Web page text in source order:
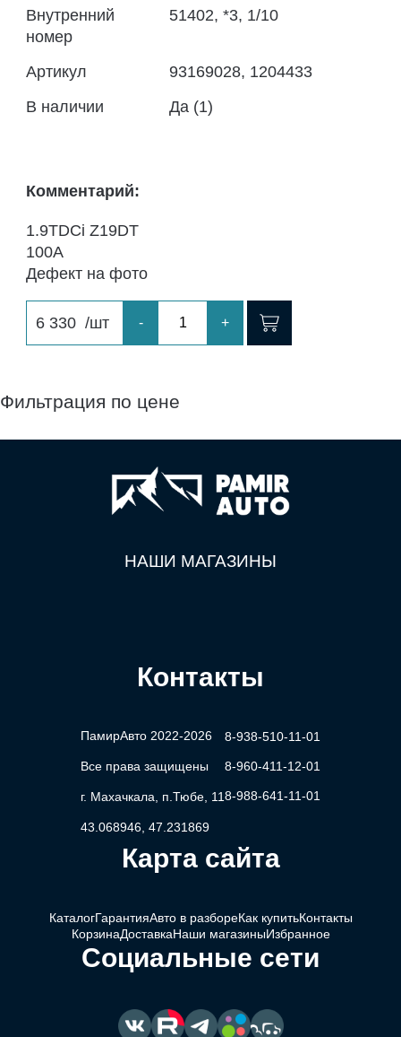
Внутренний
номер
51402, *3, 1/10
Артикул
93169028, 1204433
В наличии
Да (1)
Комментарий:
1.9TDCi Z19DT
100A
Дефект на фото
6 330 /шт - +
Фильтрация по цене
НАШИ МАГАЗИНЫ
Контакты
ПамирАвто 2022-2026
Все права защищены
г. Махачкала, п.Тюбе, 11
43.068946, 47.231869
8-938-510-11-01
8-960-411-12-01
8-988-641-11-01
Карта сайта
КаталогГарантияАвто в разбореКак купитьКонтакты
КорзинаДоставкаНаши магазиныИзбранное
Социальные сети